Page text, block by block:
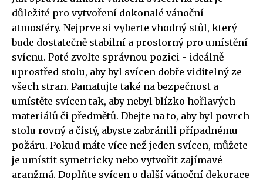
důležité pro vytvoření dokonalé vánoční
atmosféry. Nejprve si vyberte vhodný stůl, který
bude dostatečně stabilní a prostorný pro umístění
svícnu. Poté zvolte správnou pozici - ideálně
uprostřed stolu, aby byl svícen dobře viditelný ze
všech stran. Pamatujte také na bezpečnost a
umístěte svícen tak, aby nebyl blízko hořlavých
materiálů či předmětů. Dbejte na to, aby byl povrch
stolu rovný a čistý, abyste zabránili případnému
požáru. Pokud máte více než jeden svícen, můžete
je umístit symetricky nebo vytvořit zajímavé
aranžmá. Doplňte svícen o další vánoční dekorace